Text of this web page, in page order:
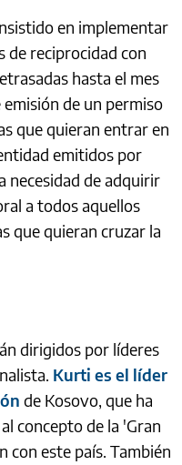
en implementar
de reciprocidad con
hasta el mes
de un permiso
que quieran entrar en
emitidos por
necesidad de adquirir
a todos aquellos
que quieran cruzar la
dirigidos por líderes
Kurti es el líder
de Kosovo, que ha
concepto de la 'Gran
con este país. También